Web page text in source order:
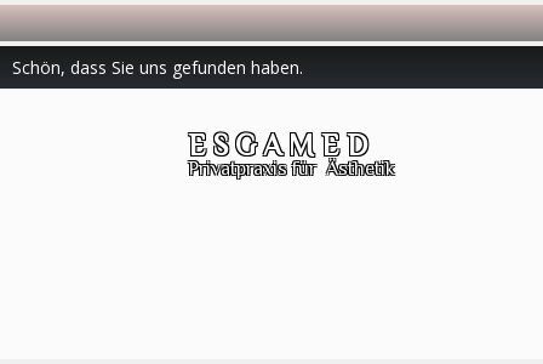
Schön, dass Sie uns gefunden haben.
E S G A M E D
Privatpraxis für Ästhetik